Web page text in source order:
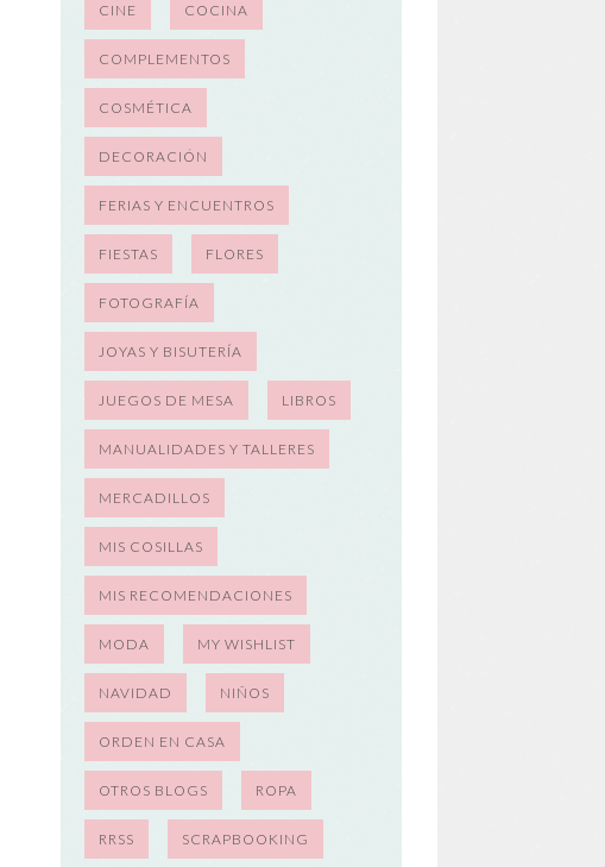
CINE COCINA
COMPLEMENTOS
COSMÉTICA
DECORACIÓN
FERIAS Y ENCUENTROS
FIESTAS FLORES
FOTOGRAFÍA
JOYAS Y BISUTERÍA
JUEGOS DE MESA LIBROS
MANUALIDADES Y TALLERES
MERCADILLOS
MIS COSILLAS
MIS RECOMENDACIONES
MODA MY WISHLIST
NAVIDAD NIÑOS
ORDEN EN CASA
OTROS BLOGS ROPA
RRSS SCRAPBOOKING